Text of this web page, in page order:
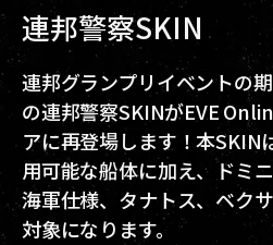
連邦警察SKIN
連邦グランプリイベントの
の連邦警察SKINがEVE
アに再登場します！本SKIN
用可能な船体に加え、ドミ
海軍仕様、タナトス、ベク
対象になります。